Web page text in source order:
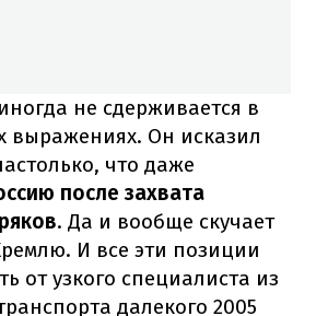
не сдерживается в
выражениях. Он исказил
что даже
после захвата
. Да и вообще скучает
И все эти позиции
от узкого специалиста из
далекого 2005